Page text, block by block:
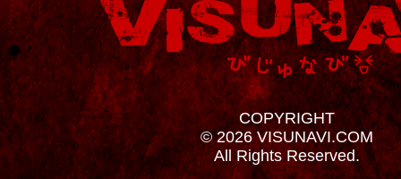
COPYRIGHT
© 2026 VISUNAVI.COM
All Rights Reserved.